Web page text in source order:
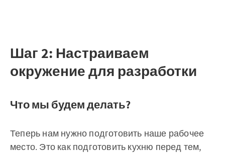
Шаг 2: Настраиваем
окружение для разработки
Что мы будем делать?
Теперь нам нужно подготовить наше рабочее
место. Это как подготовить кухню перед тем,